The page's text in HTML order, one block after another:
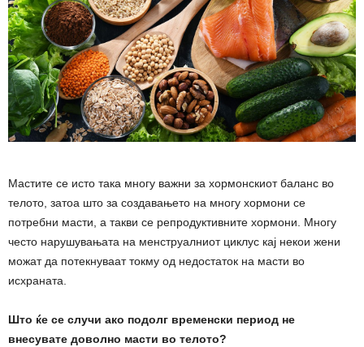
Мастите се исто така многу важни за хормонскиот баланс во
телото, затоа што за создавањето на многу хормони се
потребни масти, а такви се репродуктивните хормони. Многу
често нарушувањата на менструалниот циклус кај некои жени
можат да потекнуваат токму од недостаток на масти во
исхраната.
Што ќе се случи ако подолг временски период не
внесувате доволно масти во телото?